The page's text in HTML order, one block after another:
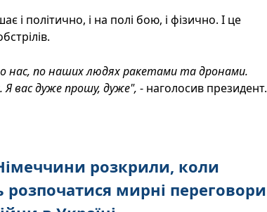
і політично, і на полі бою, і фізично. І це
нас, по наших людях ракетами та дронами.
вас дуже прошу, дуже", - наголосив президент.
розкрили, коли
мирні переговори